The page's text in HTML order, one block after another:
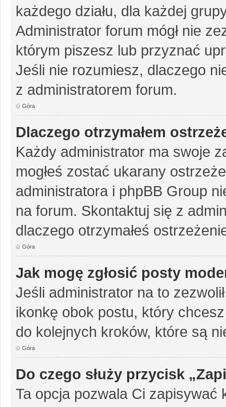
każdego działu, dla każdej
Administrator forum mógł nie
którym piszesz lub przyznać
Jeśli nie rozumiesz, dlaczego
z administratorem forum.
Góra
Dlaczego otrzymałem
Każdy administrator ma swoje
mogłeś zostać ukarany
administratora i phpBB Group
na forum. Skontaktuj się z
dlaczego otrzymałeś
Góra
Jak mogę zgłosić posty
Jeśli administrator na to
ikonkę obok postu, który
do kolejnych kroków, które są
Góra
Do czego służy przycisk
Ta opcja pozwala Ci zapisywać